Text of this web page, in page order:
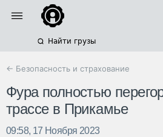
Найти грузы
← Безопасность и страхование
Фура полностью
трассе в Прикамье
09:58, 17 Ноября 2023